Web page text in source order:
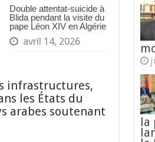
Double attentat-suicide à
Blida pendant la visite du
pape Léon XIV en Algérie
avril 14, 2026
infrastructures,
les États du
arabes soutenant
la